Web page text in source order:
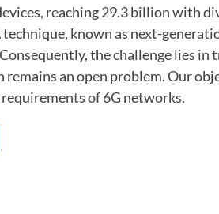
reaching 29.3 billion with
known as next-
the challenge lies
an open problem. Our
of 6G networks.